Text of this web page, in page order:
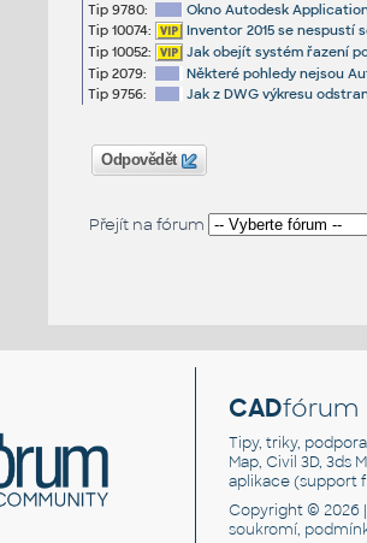
Tip 9780:
Okno Autodesk
Tip 10074:
Inventor 2015 se nespustí
Tip 10052:
Jak obejít systém řazení
Tip 2079:
Některé pohledy nejsou
Tip 9756:
Jak z DWG výkresu
Odpovědět
Přejít na fórum
CADfórum
Tipy, triky,
Map, Civil 3D, 3ds
aplikace (support
Copyright © 2026
soukromí,